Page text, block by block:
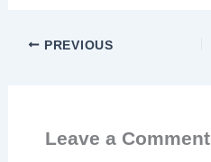
PREVIOUS
Leave a Comment